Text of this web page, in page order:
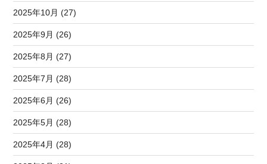
2025年10月 (27)
2025年9月 (26)
2025年8月 (27)
2025年7月 (28)
2025年6月 (26)
2025年5月 (28)
2025年4月 (28)